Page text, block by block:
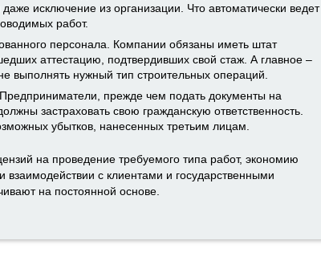
исключение из организации. Что автоматически ведет
работ.
персонала. Компании обязаны иметь штат
аттестацию, подтвердивших свой стаж. А главное –
выполнять нужный тип строительных операций.
прежде чем подать документы на
застраховать свою гражданскую ответственность.
убытков, нанесенных третьим лицам.
на проведение требуемого типа работ, экономию
взаимодействии с клиентами и государственными
на постоянной основе.